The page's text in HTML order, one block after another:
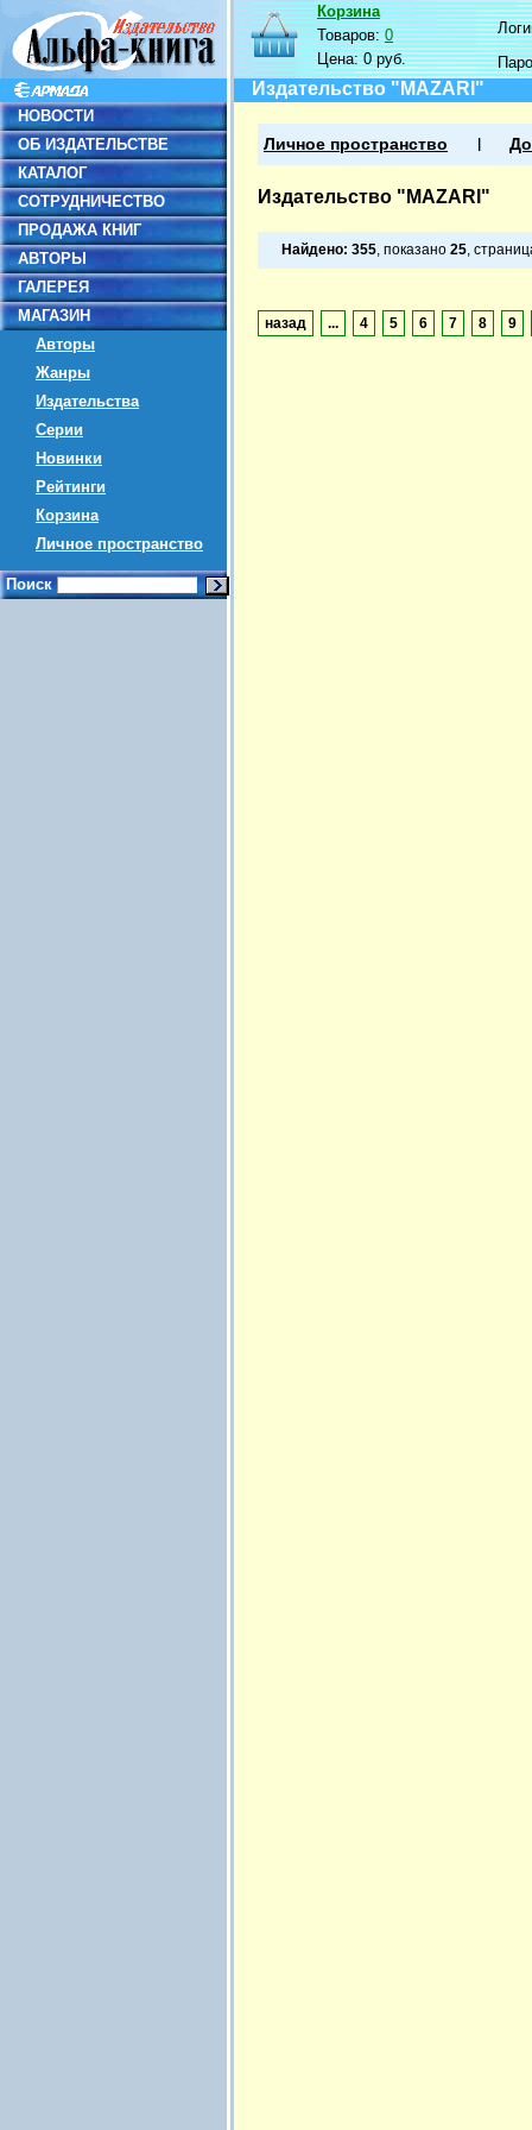
НОВОСТИ
ОБ ИЗДАТЕЛЬСТВЕ
КАТАЛОГ
СОТРУДНИЧЕСТВО
ПРОДАЖА КНИГ
АВТОРЫ
ГАЛЕРЕЯ
МАГАЗИН
Авторы
Жанры
Издательства
Серии
Новинки
Рейтинги
Корзина
Личное пространство
Поиск
Корзина
Товаров:0
Цена:0 руб.
Издательство "MAZARI"
Личное пространство
Издательство "MAZARI"
Найдено: 355, показано 25,
назад ... 4 5 6 7 8 9